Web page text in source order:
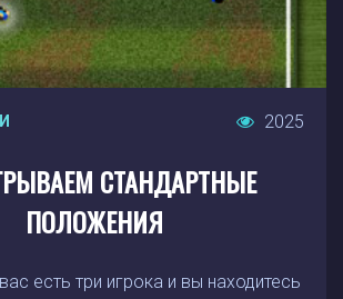
2025
СТАНДАРТНЫЕ
ПОЛОЖЕНИЯ
есть три игрока и вы находитесь